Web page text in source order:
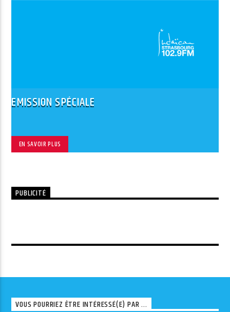
EMISSION SPÉCIALE
EN SAVOIR PLUS
PUBLICITÉ
VOUS POURRIEZ ÊTRE INTÉRESSÉ(E) PAR ...